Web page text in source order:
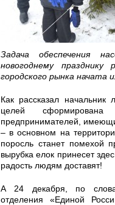
Задача обеспечения
новогоднему
городского рынка начата
Как рассказал
целей сформирована
предпринимателей,
– в основном на
поросль станет помехой
вырубка елок принесет
радость людям доставят!
А 24 декабря, по
отделения «Единой